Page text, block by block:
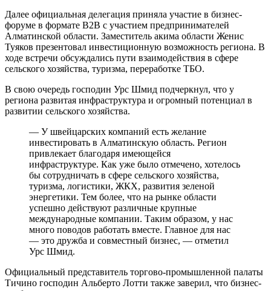
Далее официальная делегация приняла участие в бизнес-
форуме в форматe B2B с участием предпринимателей
Алматинской области. Заместитель акима области Женис
Туяков презентовал инвестиционную возможность региона. В
ходе встречи обсуждались пути взаимодействия в сфере
сельского хозяйства, туризма, переработке ТБО.
В свою очередь господин Урс Шмид подчеркнул, что у
региона развитая инфраструктура и огромный потенциал в
развитии сельского хозяйства.
— У швейцарских компаний есть желание
инвестировать в Алматинскую область. Регион
привлекает благодаря имеющейся
инфраструктуре. Как уже было отмечено, хотелось
бы сотрудничать в сфере сельского хозяйства,
туризма, логистики, ЖКХ, развития зеленой
энергетики. Тем более, что на рынке области
успешно действуют различные крупные
международные компании. Таким образом, у нас
много поводов работать вместе. Главное для нас
— это дружба и совместный бизнес, — отметил
Урс Шмид.
Официальный представитель торгово-промышленной палаты
Тичино господин Альберто Лотти также заверил, что бизнес-